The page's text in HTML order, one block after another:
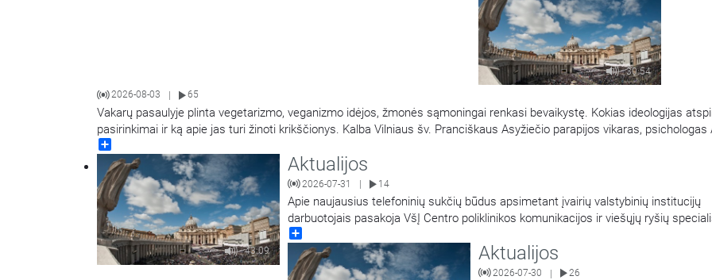
30:54
2026-08-03 65
Vakarų pasaulyje plinta vegetarizmo, veganizmo idėjos, žmonės sąmoningai renkasi bevaikystę. Kokias ideologijas
pasirinkimai ir ką apie jas turi žinoti krikščionys. Kalba Vilniaus šv. Pranciškaus Asyžiečio parapijos vikaras, psichologas
Peškaitis OFM.
43:09
Aktualijos
2026-07-31 14
Apie naujausius telefoninių sukčių būdus apsimetant įvairių valstybinių institucijų
darbuotojais pasakoja VšĮ Centro poliklinikos komunikacijos ir viešųjų ryšių
Giedrė Raišienė, Nacionalinio kibernetinio saugumo centro direktoriaus
Rokas Jonikas, Pinigų plovimo kompetencijų centro Sukčiavimo prevencijos
Živilė Kielienė. Laidą veda Vilniaus
Aktualijos
2026-07-30 | 26